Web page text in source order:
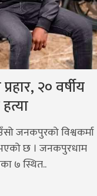
२० वर्षीय
जनकपुरको विश्वकर्मा
छ । जनकपुरधाम
७ स्थित..